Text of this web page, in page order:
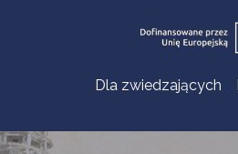
Dla zwiedzających